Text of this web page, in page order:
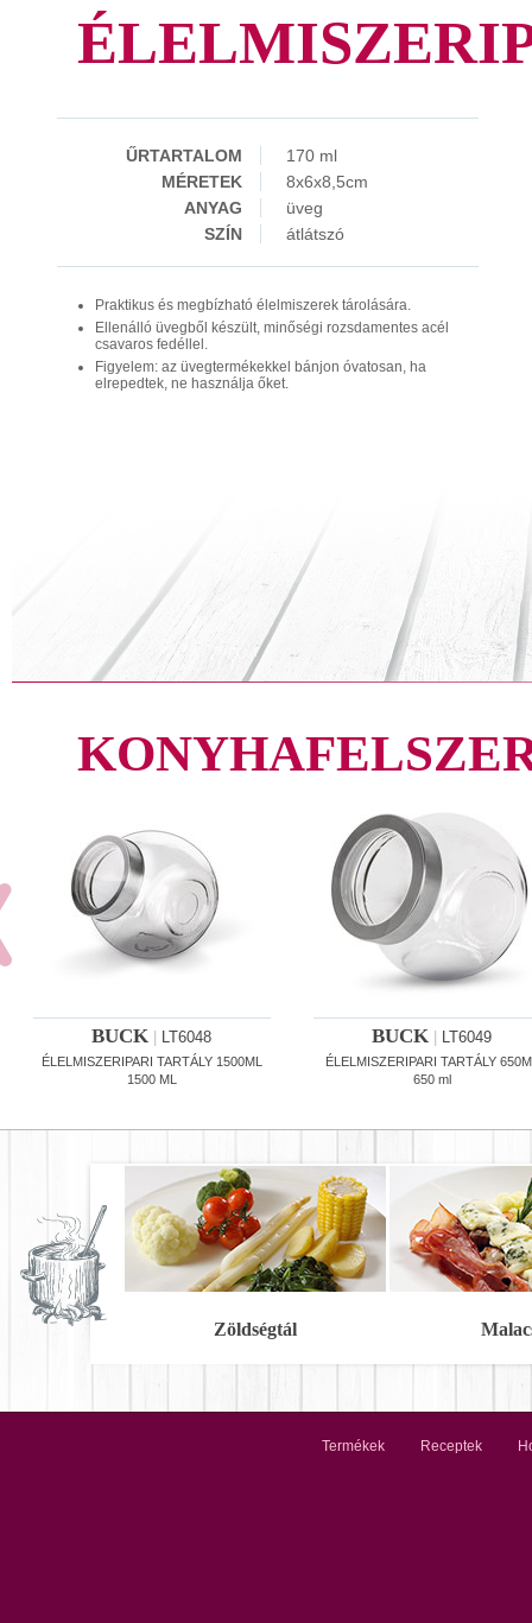
ŰRTARTALOM
170 ml
MÉRETEK
8x6x8,5cm
ANYAG
üveg
SZÍN
átlátszó
Praktikus és megbízható élelmiszerek tárolására.
Ellenálló üvegből készült, minőségi rozsdamentes acél
csavaros fedéllel.
Figyelem: az üvegtermékekkel bánjon óvatosan, ha
elrepedtek, ne használja őket.
BUCK LT6048
ÉLELMISZERIPARI TARTÁLY 1500ML
1500 ML
BUCK LT6049
ÉLELMISZERIPARI TARTÁLY
650 ml
Zöldségtál
Termékek Receptek